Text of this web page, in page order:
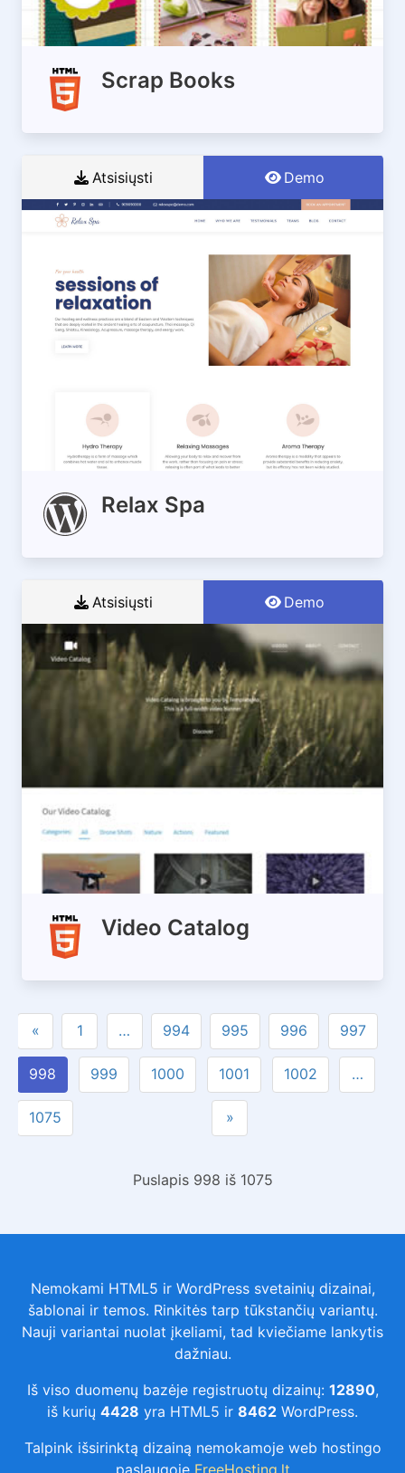
Scrap Books
Atsisiųsti Demo
Relax Spa
Atsisiųsti Demo
Video Catalog
« 1 … 994 995 996 997
998 999 1000 1001 1002 …
1075 »
Puslapis 998 iš 1075
Nemokami HTML5 ir WordPress svetainių dizainai,
šablonai ir temos. Rinkitės tarp tūkstančių variantų.
Nauji variantai nuolat įkeliami, tad kviečiame lankytis
dažniau.
Iš viso duomenų bazėje registruotų dizainų: 12890,
iš kurių 4428 yra HTML5 ir 8462 WordPress.
Talpink išsirinktą dizainą nemokamoje web hostingo